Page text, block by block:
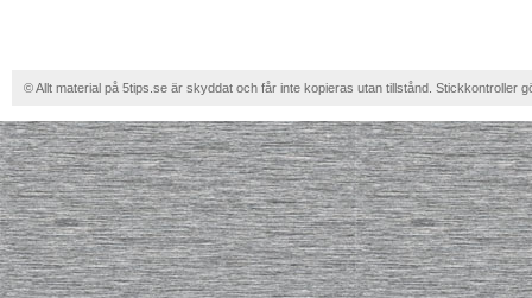
© Allt material på 5tips.se är skyddat och får inte kopieras utan tillstånd. Stickkontroller